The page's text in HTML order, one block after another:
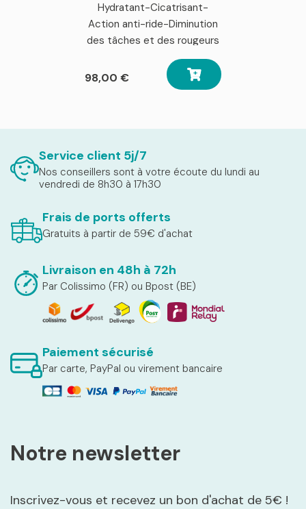
Hydratant-Cicatrisant-
Action anti-ride-Diminution
des tâches et des rougeurs
98,00 €
Service client 5j/7
Nos conseillers sont à votre écoute du lundi au
vendredi de 8h30 à 17h30
Frais de ports offerts
Gratuits à partir de 59€ d'achat
Livraison en 48h à 72h
Par Colissimo (FR) ou Bpost (BE)
Paiement sécurisé
Par carte, PayPal ou virement bancaire
Notre newsletter
Inscrivez-vous et recevez un bon d'achat de 5€ !